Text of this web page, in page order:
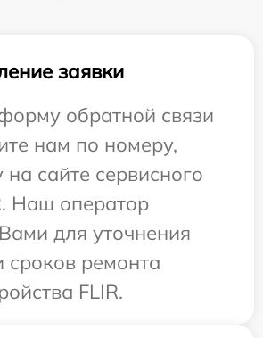
заявки
обратной связи
нам по номеру,
сайте сервисного
Наш оператор
для уточнения
сроков ремонта
FLIR.